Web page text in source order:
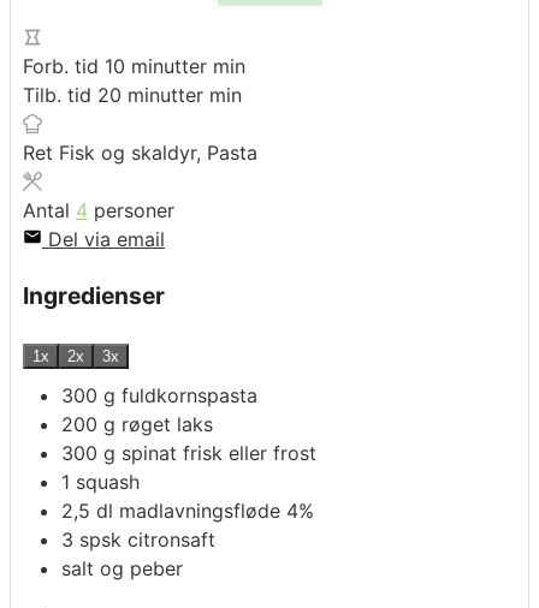
Forb. tid 10 minutter min
Tilb. tid 20 minutter min
Ret Fisk og skaldyr, Pasta
Antal 4 personer
Del via email
Ingredienser
1x 2x 3x
300 g fuldkornspasta
200 g røget laks
300 g spinat frisk eller frost
1 squash
2,5 dl madlavningsfløde 4%
3 spsk citronsaft
salt og peber